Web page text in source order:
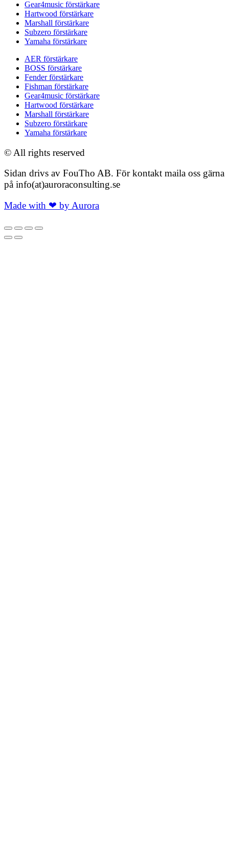
Gear4music förstärkare
Hartwood förstärkare
Marshall förstärkare
Subzero förstärkare
Yamaha förstärkare
AER förstärkare
BOSS förstärkare
Fender förstärkare
Fishman förstärkare
Gear4music förstärkare
Hartwood förstärkare
Marshall förstärkare
Subzero förstärkare
Yamaha förstärkare
© All rights reserved
Sidan drivs av FouTho AB. För kontakt maila oss gärna
på info(at)auroraconsulting.se
Made with ❤ by Aurora